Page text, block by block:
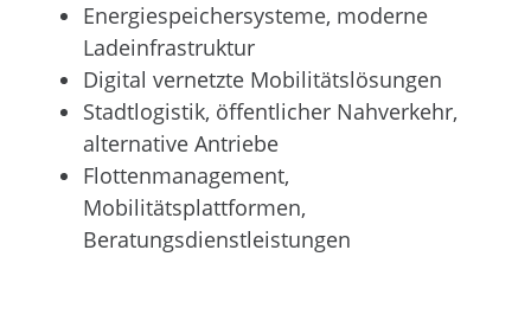
Energiespeichersysteme, moderne
Ladeinfrastruktur
Digital vernetzte Mobilitätslösungen
Stadtlogistik, öffentlicher Nahverkehr,
alternative Antriebe
Flottenmanagement,
Mobilitätsplattformen,
Beratungsdienstleistungen